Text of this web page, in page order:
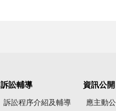
訴訟輔導
訴訟程序介紹及輔導
資訊公開
應主動